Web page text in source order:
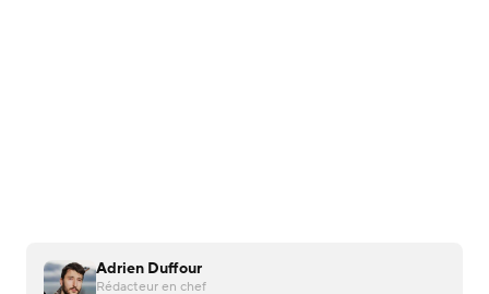
Adrien Duffour
Rédacteur en chef